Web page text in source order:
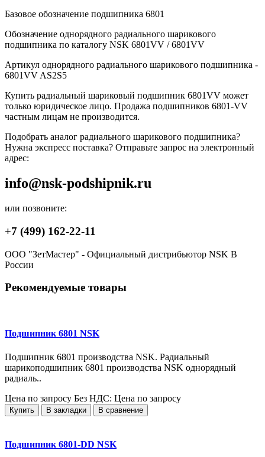
Базовое обозначение подшипника 6801
Обозначение однорядного радиального шарикового
подшипника по каталогу NSK 6801VV / 6801VV
Артикул однорядного радиального шарикового подшипника -
6801VV AS2S5
Купить радиальный шариковый подшипник 6801VV может
только юридическое лицо. Продажа подшипников 6801-VV
частным лицам не производится.
Подобрать аналог радиального шарикового подшипника?
Нужна экспресс поставка? Отправьте запрос на электронный
адрес:
info@nsk-podshipnik.ru
или позвоните:
+7 (499) 162-22-11
ООО "ЗетМастер" - Официальный дистрибьютор NSK В
России
Рекомендуемые товары
Подшипник 6801 NSK
Подшипник 6801 производства NSK. Радиальный
шарикоподшипник 6801 производства NSK однорядный
радиаль..
Цена по запросу Без НДС: Цена по запросу
Купить В закладки В сравнение
Подшипник 6801-DD NSK